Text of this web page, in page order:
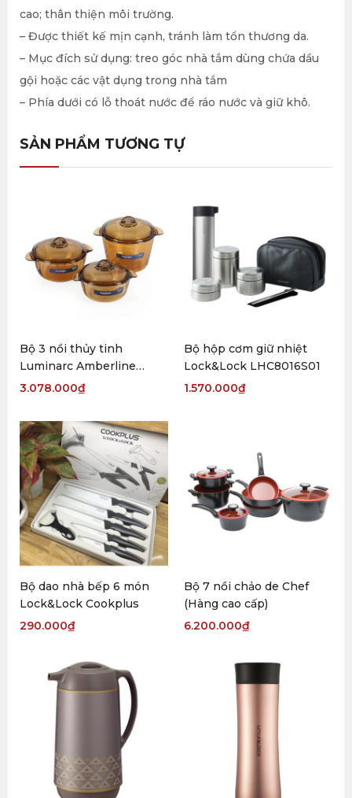
cao; thân thiện môi trường.
– Được thiết kế mịn cạnh, tránh làm tổn thương da.
– Mục đích sử dụng: treo góc nhà tắm dùng chứa dầu
gội hoặc các vật dụng trong nhà tắm
– Phía dưới có lỗ thoát nước để ráo nước và giữ khô.
SẢN PHẨM TƯƠNG TỰ
Bộ 3 nồi thủy tinh
Luminarc Amberline
Trianon Eclipse
3.078.000₫
Bộ hộp cơm giữ nhiệt
Lock&Lock LHC8016S01
1.570.000₫
Bộ dao nhà bếp 6 món
Lock&Lock Cookplus
290.000₫
Bộ 7 nồi chảo de Chef
(Hàng cao cấp)
6.200.000₫